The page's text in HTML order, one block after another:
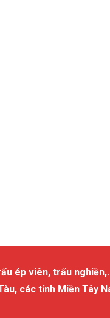
ép viên, trấu
các tỉnh Miền Tây